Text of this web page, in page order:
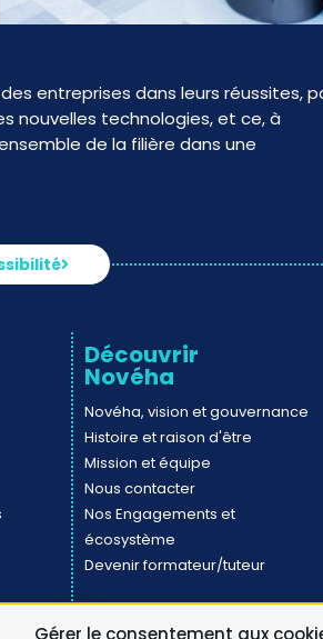
Gérer le consentement aux
entreprises dans leurs réussites,
nouvelles technologies, et ce, à
de la filière dans une
Découvrir
Novéha
Novéha, vision et gouvernance
Histoire et raison d'être
Mission et équipe
Nous contacter
Nos Engagements et
écosystème
Devenir formateur/tuteur